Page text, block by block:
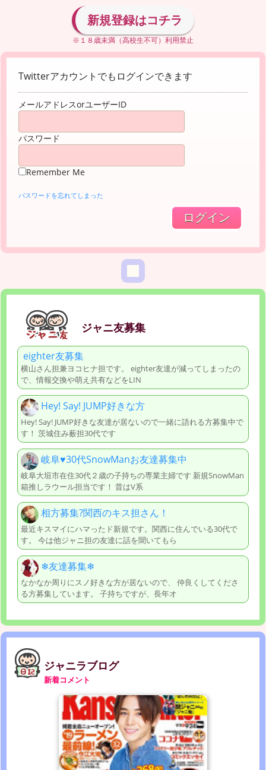
新規登録はコチラ
※１８歳未満（高校生不可）利用禁止
Twitterアカウントでもログインできます
メールアドレスorユーザーID
パスワード
Remember Me
パスワードを忘れてしまった
ジャニ友募集
eighter友募集
横山さん担兼ヨコヒナ担です。 eighter友達が減ってしまったの
で、情報交換や萌え共有などをLIN
Hey! Say! JUMP好きな方
Hey! Say! JUMP好きな友達が居ないので一緒に語れる方募集中で
す！ 茨城住み薮担30代です
岐阜♥️30代SnowManお友達募集中
岐阜大垣市在住30代２歳の子持ちの専業主婦です 新規SnowMan
箱推しラウール担当です！ 昔はV系
相方募集?関西のキス担さん！
最近キスマイにハマったド新規です。関西に住んでいる30代で
す。 今は他ジャニ担の友達に話を聞いてもら
❄︎友達募集❄︎
なかなか周りにスノ好きな方が居ないので、 仲良くしてくださ
る方募集しています。 子持ちですが、長年オ
ジャニラブログ
新着コメント